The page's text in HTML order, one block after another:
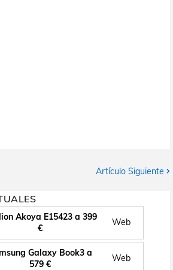
Artículo Siguiente
Akoya E15423 a 399
€
Web
Galaxy Book3 a
579 €
Web